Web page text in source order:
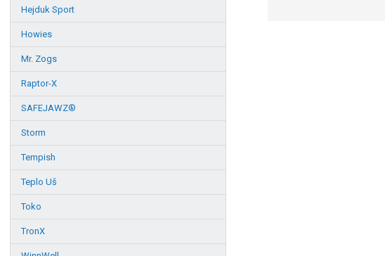
Hejduk Sport
Howies
Mr. Zogs
Raptor-X
SAFEJAWZ®
Storm
Tempish
Teplo Uš
Toko
TronX